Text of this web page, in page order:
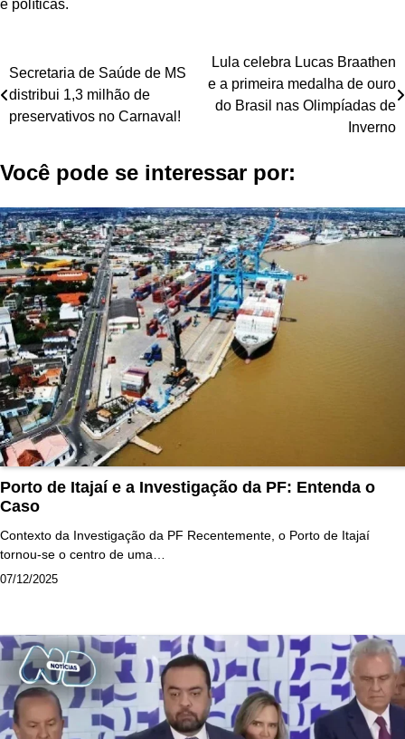
e políticas.
Navegação
de
Post
Secretaria de Saúde de MS
distribui 1,3 milhão de
preservativos no Carnaval!
Lula celebra Lucas Braathen
e a primeira medalha de ouro
do Brasil nas Olimpíadas de
Inverno
Você pode se interessar por:
Porto de Itajaí e a Investigação da PF: Entenda o
Caso
Contexto da Investigação da PF Recentemente, o Porto de Itajaí
tornou-se o centro de uma…
07/12/2025